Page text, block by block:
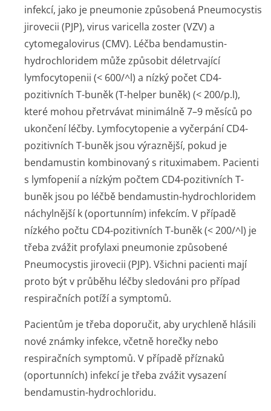
infekcí, jako je pneumonie způsobená Pneumocystis
jirovecii (PJP), virus varicella zoster (VZV) a
cytomegalovirus (CMV). Léčba bendamustin-
hydrochloridem může způsobit déletrvající
lymfocytopenii (< 600/^l) a nízký počet CD4-
pozitivních T-buněk (T-helper buněk) (< 200/p.l),
které mohou přetrvávat minimálně 7–9 měsíců po
ukončení léčby. Lymfocytopenie a vyčerpání CD4-
pozitivních T-buněk jsou výraznější, pokud je
bendamustin kombinovaný s rituximabem. Pacienti
s lymfopenií a nízkým počtem CD4-pozitivních T-
buněk jsou po léčbě bendamustin-hydrochloridem
náchylnější k (oportunním) infekcím. V případě
nízkého počtu CD4-pozitivních T-buněk (< 200/^l) je
třeba zvážit profylaxi pneumonie způsobené
Pneumocystis jirovecii (PJP). Všichni pacienti mají
proto být v průběhu léčby sledováni pro případ
respiračních potíží a symptomů.
Pacientům je třeba doporučit, aby urychleně hlásili
nové známky infekce, včetně horečky nebo
respiračních symptomů. V případě příznaků
(oportunních) infekcí je třeba zvážit vysazení
bendamustin-hydrochloridu.